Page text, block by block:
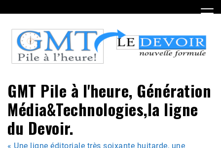
to
content
GMT Pile à l'heure, Génération
Média&Technologies,la ligne
du Devoir.
« Une ligne éditoriale très soixante huitarde, une